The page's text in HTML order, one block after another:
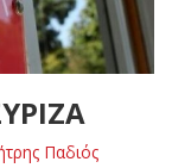
Παδιός